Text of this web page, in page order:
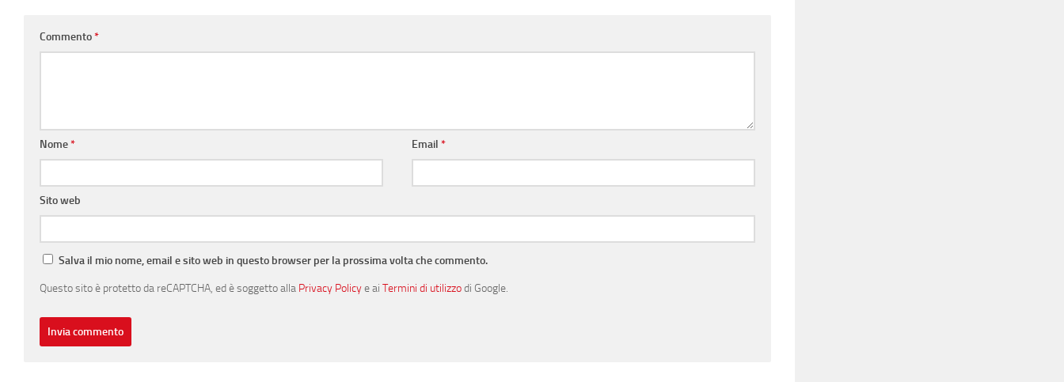
Commento*
Nome* Email*
Sito web
Salva il mio nome, email e sito web in questo browser per la prossima volta che commento.
Questo sito è protetto da reCAPTCHA, ed è soggetto alla Privacy Policye ai Termini di utilizzodi Google.